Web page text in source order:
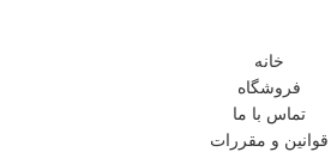
خانه
فروشگاه
تماس با ما
قوانین و مقررات